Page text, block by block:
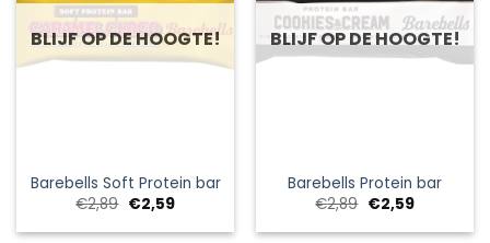
BLIJF OP DE HOOGTE!
Barebells Soft Protein bar
€2,89 Oorspronkelijke
prijs
was:
€2,59Huidige
is:
BLIJF OP DE HOOGTE!
Barebells Protein bar
€2,89 Oorspronkelijke
prijs
was:
€2,59Huidige
is: